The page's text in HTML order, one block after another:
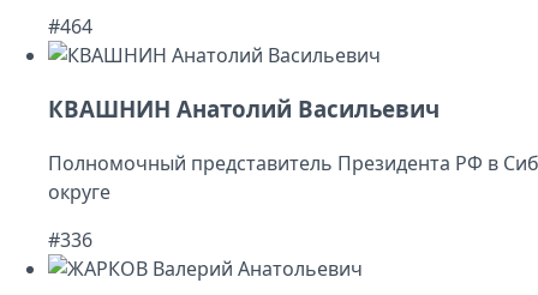
#464
КВАШНИН Анатолий Васильевич
Полномочный представитель Президента РФ в
округе
#336